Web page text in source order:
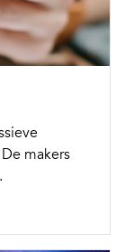
makers